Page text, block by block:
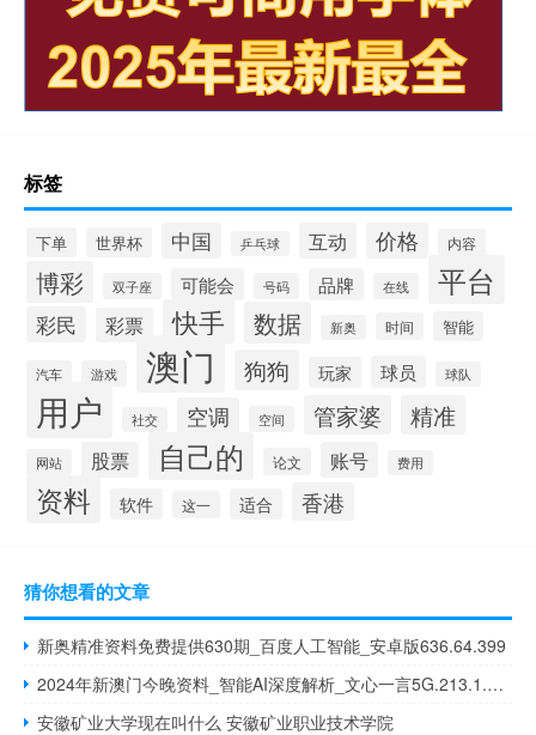
标签
下单 世界杯 中国 乒乓球 互动 价格 内容
博彩 双子座 可能会 号码 品牌 在线 平台
彩民 彩票 快手 数据 新奥 时间 智能
汽车 游戏 澳门 狗狗 玩家 球员 球队
用户 社交 空调 空间 管家婆 精准
网站 股票 自己的 论文 账号 费用
资料 软件 这一 适合 香港
猜你想看的文章
新奥精准资料免费提供630期_百度人工智能_安卓版636.64.399
2024年新澳门今晚资料_智能AI深度解析_文心一言5G.213.1.662
安徽矿业大学现在叫什么 安徽矿业职业技术学院